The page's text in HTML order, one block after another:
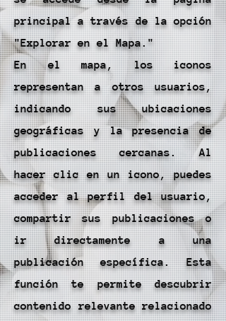
principal a través de la opción
"Explorar en el Mapa."
En el mapa, los iconos
representan a otros usuarios,
indicando sus ubicaciones
geográficas y la presencia de
publicaciones cercanas. Al
hacer clic en un icono, puedes
acceder al perfil del usuario,
compartir sus publicaciones o
ir directamente a una
publicación específica. Esta
función te permite descubrir
contenido relevante relacionado